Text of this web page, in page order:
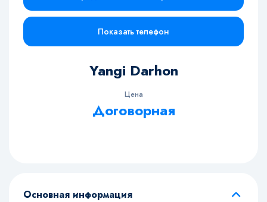
Показать телефон
Yangi Darhon
Цена
Договорная
Основная информация